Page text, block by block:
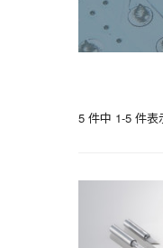
5 件中 1-5 件表